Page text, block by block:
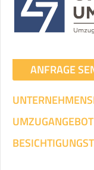
ANFRAGE